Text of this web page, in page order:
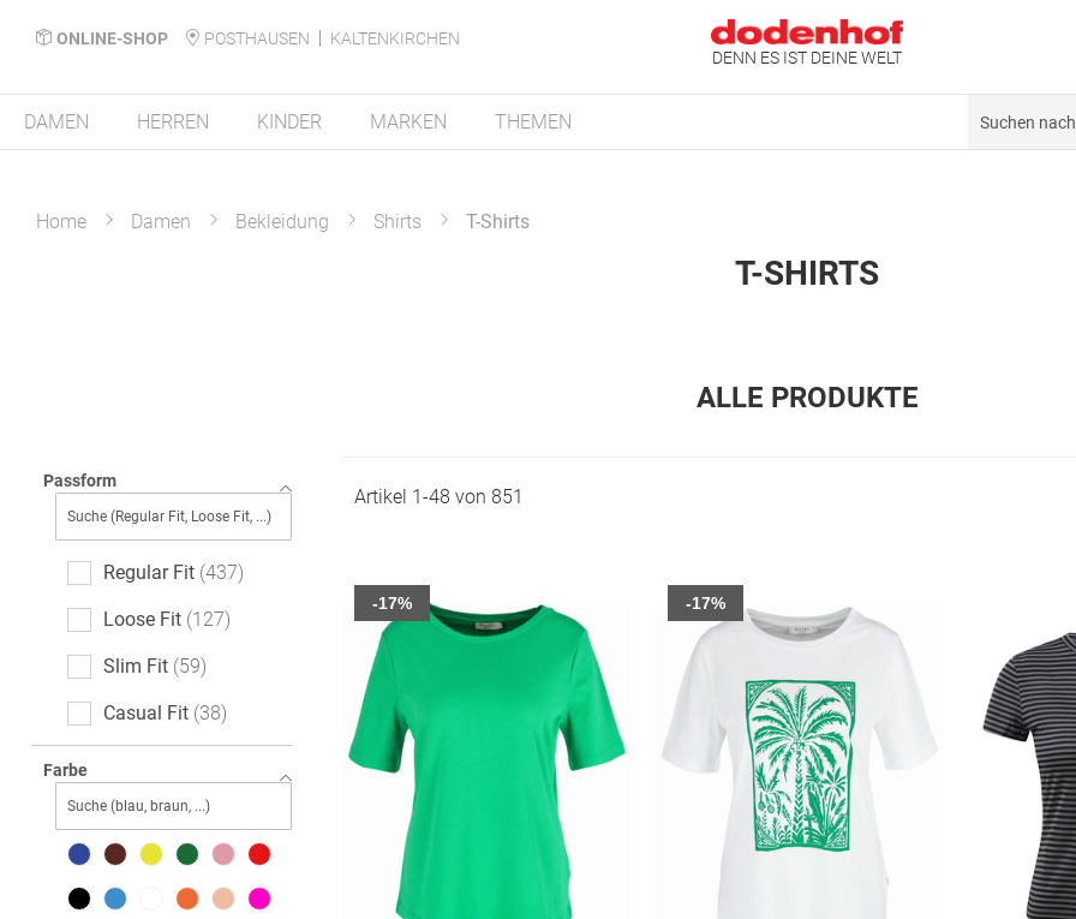
ONLINE-SHOP POSTHAUSEN
KALTENKIRCHEN
DENN ES IST DEINE WELT
DAMEN HERREN KINDER MARKEN THEMEN
Home Damen Bekleidung Shirts T-Shirts
T-SHIRTS
ALLE PRODUKTE
Passform
Regular Fit 437
Loose Fit 127
Slim Fit 59
Casual Fit 38
Boxy Fit 22
Classic Fit 21
Feminine Fit 17
Farbe
Artikel 1-48 von 851
-17% -17%